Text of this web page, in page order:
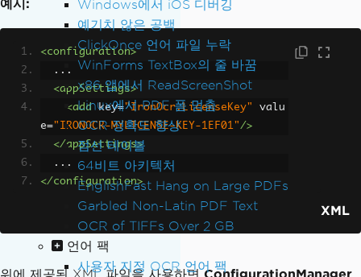
Windows에서 iOS 디버깅
예기치 않은 공백
ClickOnce 언어 파일 누락
WinForms TextBox의 줄 바꿈
x86 앱에서 ReadScreenShot
Linux에서 PDF 폼 멈춤
OCR 정확도 향상
점선 테이블
64비트 아키텍처
EnglishFast Hang on Large PDFs
Garbled Non-Latin PDF Text
OCR of TIFFs Over 2 GB
언어 팩
사용자 지정 OCR 언어 팩
예시:
<configuration>
  ...
<appSettings>
<add
key="IronOcr.LicenseKey"
valu
e="IRONOCR-MYLICENSE-KEY-1EF01"/>
</appSettings>
  ...
</configuration>
XML
위에 제공된 XML 파일을 사용하면ConfigurationManager